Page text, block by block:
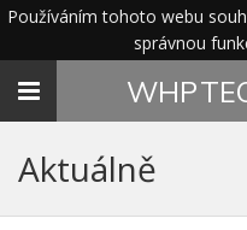
Používáním tohoto webu
správnou
Toggle
WHP
Aktuálně